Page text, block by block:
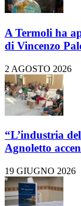
A Termoli ha
di Vincenzo
2 AGOSTO 2026
“L’industria
Agnoletto
19 GIUGNO 2026